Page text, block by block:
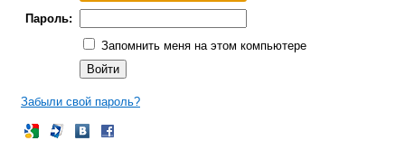
Пароль:
Запомнить меня на этом компьютере
Забыли свой пароль?